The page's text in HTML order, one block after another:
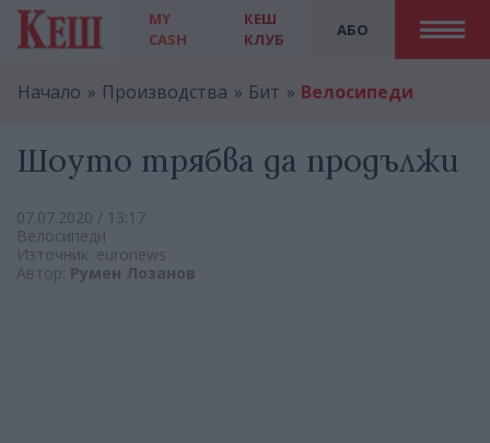
MY
CASH
АБО
КЕШ
КЛУБ
Начало Производства Бит Велосипеди
Шоуто трябва да продължи
07.07.2020 / 13:17
Велосипеди
Източник: euronews
Автор: Румен Лозанов